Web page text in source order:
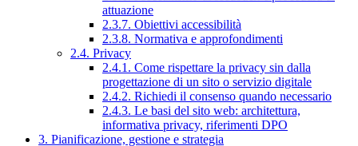
attuazione
2.3.7. Obiettivi accessibilità
2.3.8. Normativa e approfondimenti
2.4. Privacy
2.4.1. Come rispettare la privacy sin dalla
progettazione di un sito o servizio digitale
2.4.2. Richiedi il consenso quando necessario
2.4.3. Le basi del sito web: architettura,
informativa privacy, riferimenti DPO
3. Pianificazione, gestione e strategia